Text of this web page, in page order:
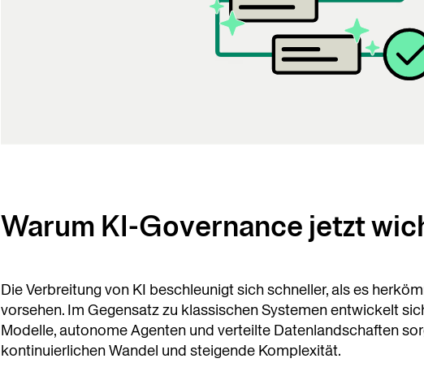
Warum KI-Governance jetzt
Die Verbreitung von KI beschleunigt sich schneller, als es
vorsehen. Im Gegensatz zu klassischen Systemen entwickelt
Modelle, autonome Agenten und verteilte Datenlandschaften
kontinuierlichen Wandel und steigende Komplexität.